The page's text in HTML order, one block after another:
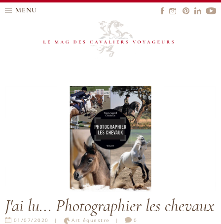
MENU
J'ai lu... Photographier les chevaux
01/07/2020 Art équestre 0